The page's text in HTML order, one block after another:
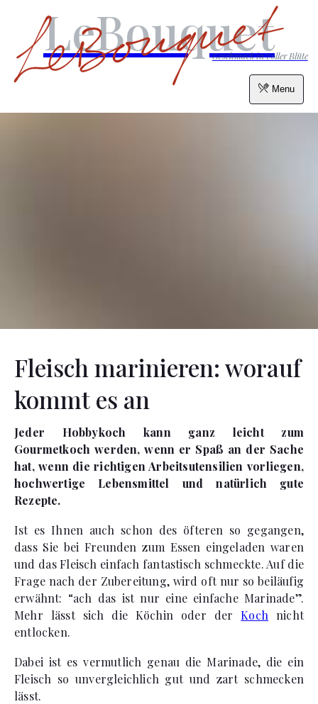
Menu
LeBouquet
Geschmack in voller Blüte
Fleisch marinieren: worauf
kommt es an
Jeder Hobbykoch kann ganz leicht zum
Gourmetkoch werden, wenn er Spaß an der Sache
hat, wenn die richtigen Arbeitsutensilien vorliegen,
hochwertige Lebensmittel und natürlich gute
Rezepte.
Ist es Ihnen auch schon des öfteren so gegangen,
dass Sie bei Freunden zum Essen eingeladen waren
und das Fleisch einfach fantastisch schmeckte. Auf die
Frage nach der Zubereitung, wird oft nur so beiläufig
erwähnt: “ach das ist nur eine einfache Marinade”.
Mehr lässt sich die Köchin oder derKoch nicht
entlocken.
Dabei ist es vermutlich genau die Marinade, die ein
Fleisch so unvergleichlich gut und zart schmecken
lässt.